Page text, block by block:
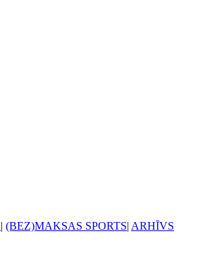
| (BEZ)MAKSAS SPORTS| ARHĪVS